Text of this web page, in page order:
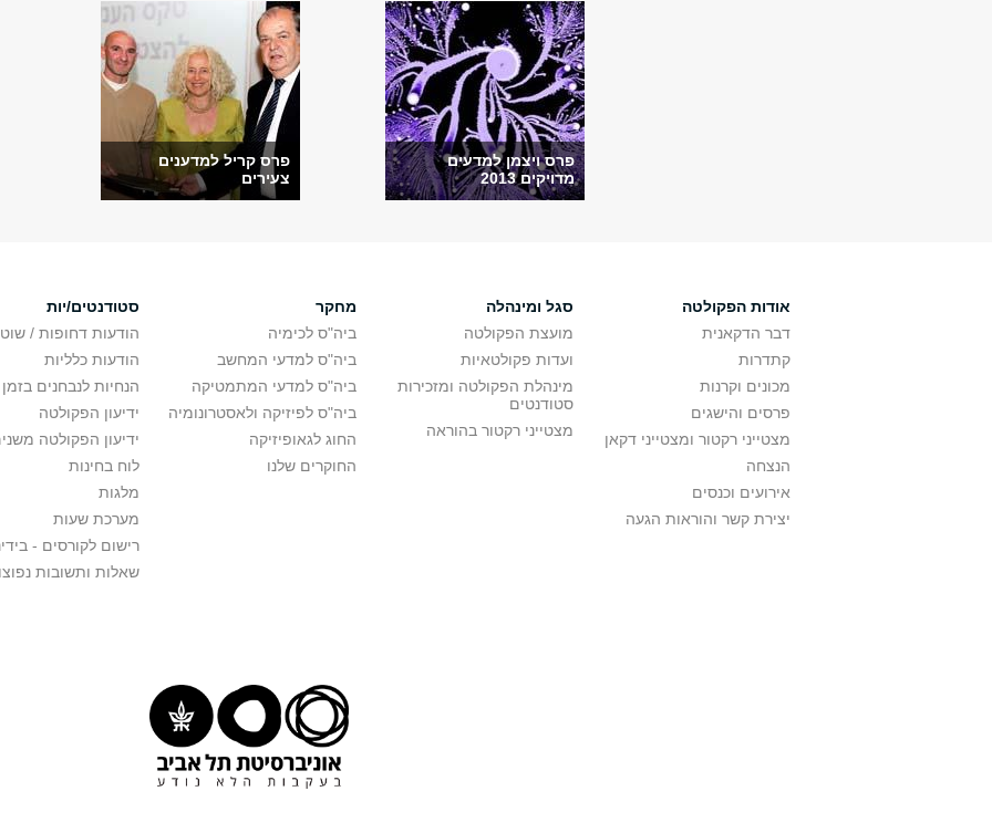
פרס ויצמן למדעים
מדויקים 2013
פרס קריל למדענים
צעירים
אודות הפקולטה
דבר הדקאנית
קתדרות
מכונים וקרנות
פרסים והישגים
מצטייני רקטור ומצטייני דקאן
הנצחה
אירועים וכנסים
יצירת קשר והוראות הגעה
סגל ומינהלה
מועצת הפקולטה
ועדות פקולטאיות
מינהלת הפקולטה ומזכירות
סטודנטים
מצטייני רקטור בהוראה
מחקר
ביה"ס לכימיה
ביה"ס למדעי המחשב
ביה"ס למדעי המתמטיקה
ביה"ס לפיזיקה ולאסטרונומיה
החוג לגאופיזיקה
החוקרים שלנו
סטודנטים/יות
הודעות דחופות /
הודעות כלליות
הנחיות לנבחנים
ידיעון הפקולטה
ידיעון הפקולטה
לוח בחינות
מלגות
מערכת שעות
רישום לקורסים -
שאלות ותשובות